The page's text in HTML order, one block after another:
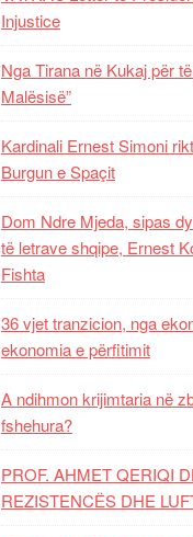
Injustice
Nga Tirana në Kukaj për
Malësisë”
Kardinali Ernest Simoni
Burgun e Spaçit
Dom Ndre Mjeda, sipas
të letrave shqipe, Ernest
Fishta
36 vjet tranzicion, nga
ekonomia e përfitimit
A ndihmon krijimtaria në
fshehura?
PROF. AHMET QERIQI
REZISTENCЁS DHE